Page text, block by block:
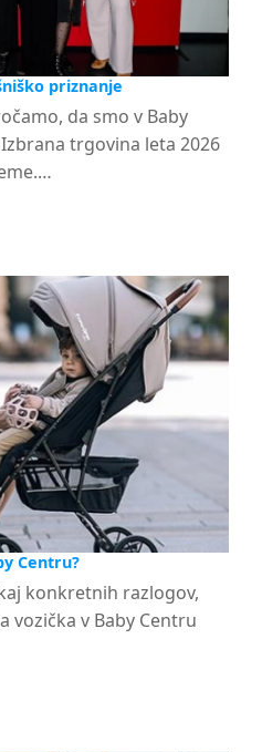
priznanje
da smo v Baby
trgovina leta 2026
Centru?
konkretnih razlogov,
vozička v Baby Centru